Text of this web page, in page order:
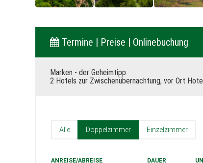
Termine | Preise | Onlinebuchung
Marken - der Geheimtipp
2 Hotels zur Zwischenübernachtung, vor Ort
Alle Doppelzimmer Einzelzimmer
ANREISE/ABREISE DAUER